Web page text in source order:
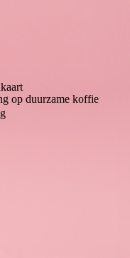
op duurzame koffie